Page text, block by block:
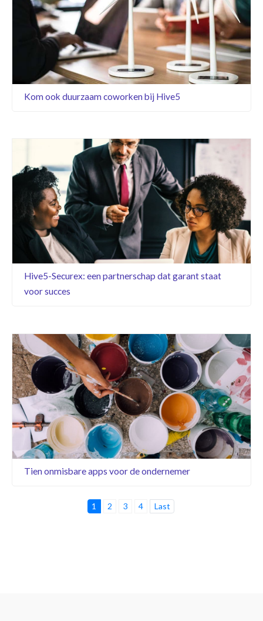
Kom ook duurzaam coworken bij Hive5
Hive5-Securex: een partnerschap dat garant staat
voor succes
Tien onmisbare apps voor de ondernemer
1 2 3 4 Last